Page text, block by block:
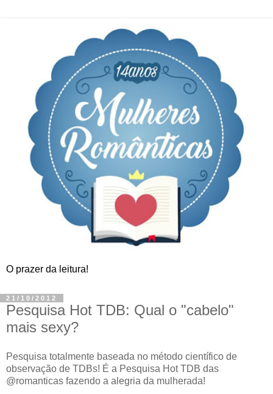
O prazer da leitura!
21/10/2012
Pesquisa Hot TDB: Qual o "cabelo"
mais sexy?
Pesquisa totalmente baseada no método científico de
observação de TDBs! É a Pesquisa Hot TDB das
@romanticas fazendo a alegria da mulherada!